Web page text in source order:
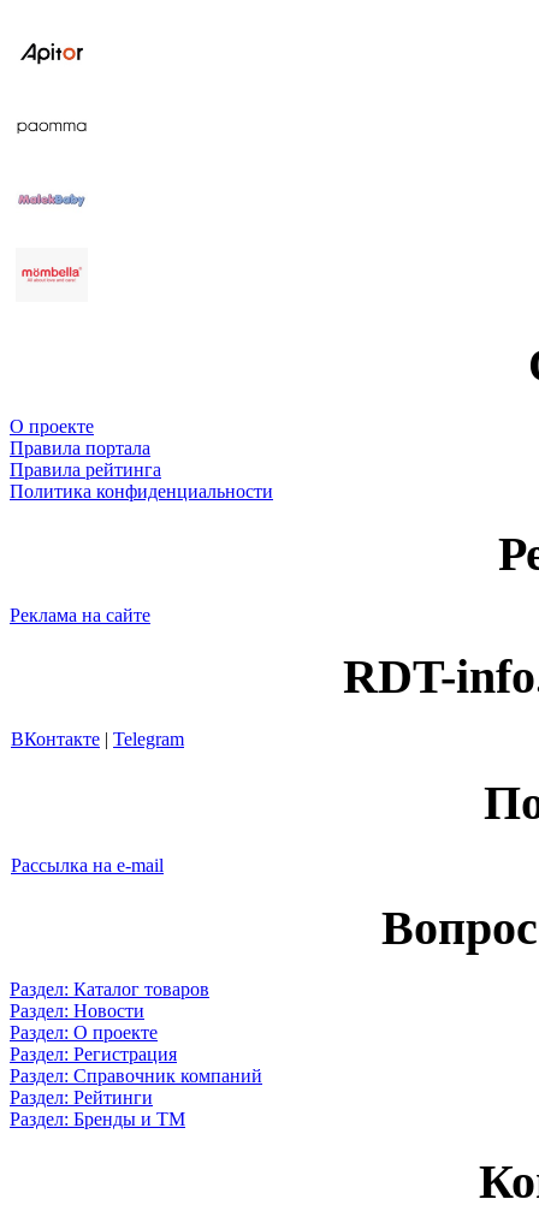
О проекте
Правила портала
Правила рейтинга
Политика конфиденциальности
Реклама на сайте
RDT-
ВКонтакте | Telegram
Рассылка на e-mail
Раздел: Каталог товаров
Раздел: Новости
Раздел: О проекте
Раздел: Регистрация
Раздел: Справочник компаний
Раздел: Рейтинги
Раздел: Бренды и ТМ